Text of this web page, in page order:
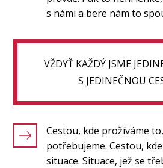
s námi a bere nám to
VŽDYŤ KAŽDÝ JSME
S JEDINEČNOU
Cestou, kde prožíváme
potřebujeme. Cestou,
situace. Situace, jež se